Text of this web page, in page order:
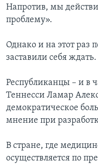
Напротив, мы
проблему».
Однако и на этот раз
заставили себя ждать.
Республиканцы – и в
Теннесси Ламар
демократическое
мнение при
В стране, где
осуществляется по